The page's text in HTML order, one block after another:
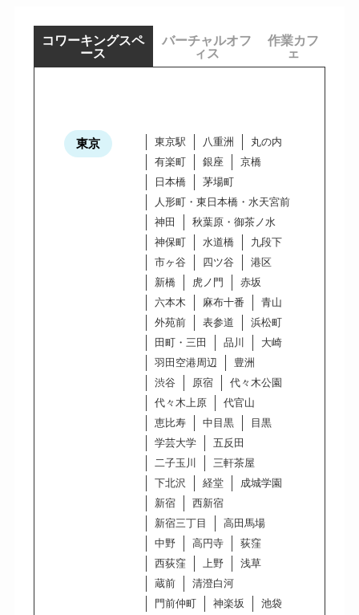
コワーキングスペ
ース
バーチャルオフ
ィス
作業カフ
ェ
東京 東京駅 八重洲
丸の内
有楽町
銀座
京橋
日本橋
茅場町
人形町・東日本橋・水天宮前
神田
秋葉原・御茶ノ水
神保町
水道橋
九段下
市ヶ谷
四ツ谷
港区
新橋
虎ノ門
赤坂
六本木
麻布十番
青山
外苑前
表参道
浜松町
田町・三田
品川
大崎
羽田空港周辺
豊洲
渋谷
原宿
代々木公園
代々木上原
代官山
恵比寿
中目黒
目黒
学芸大学
五反田
二子玉川
三軒茶屋
下北沢
経堂
成城学園
新宿
西新宿
新宿三丁目
高田馬場
中野
高円寺
荻窪
西荻窪
上野
浅草
蔵前
清澄白河
門前仲町
神楽坂
池袋